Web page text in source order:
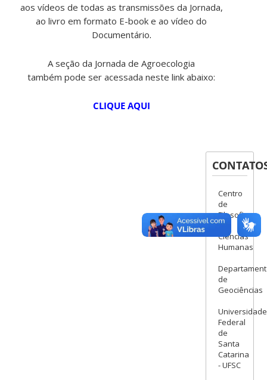
aos vídeos de todas as transmissões da Jornada,
ao livro em formato E-book e ao vídeo do
Documentário.
A seção da Jornada de Agroecologia
também pode ser acessada neste link abaixo:
CLIQUE AQUI
Centro
de
Filosofia
e
Ciências
Humanas
de
Geociências
Universidade
Federal
de
Santa
Catarina
- UFSC